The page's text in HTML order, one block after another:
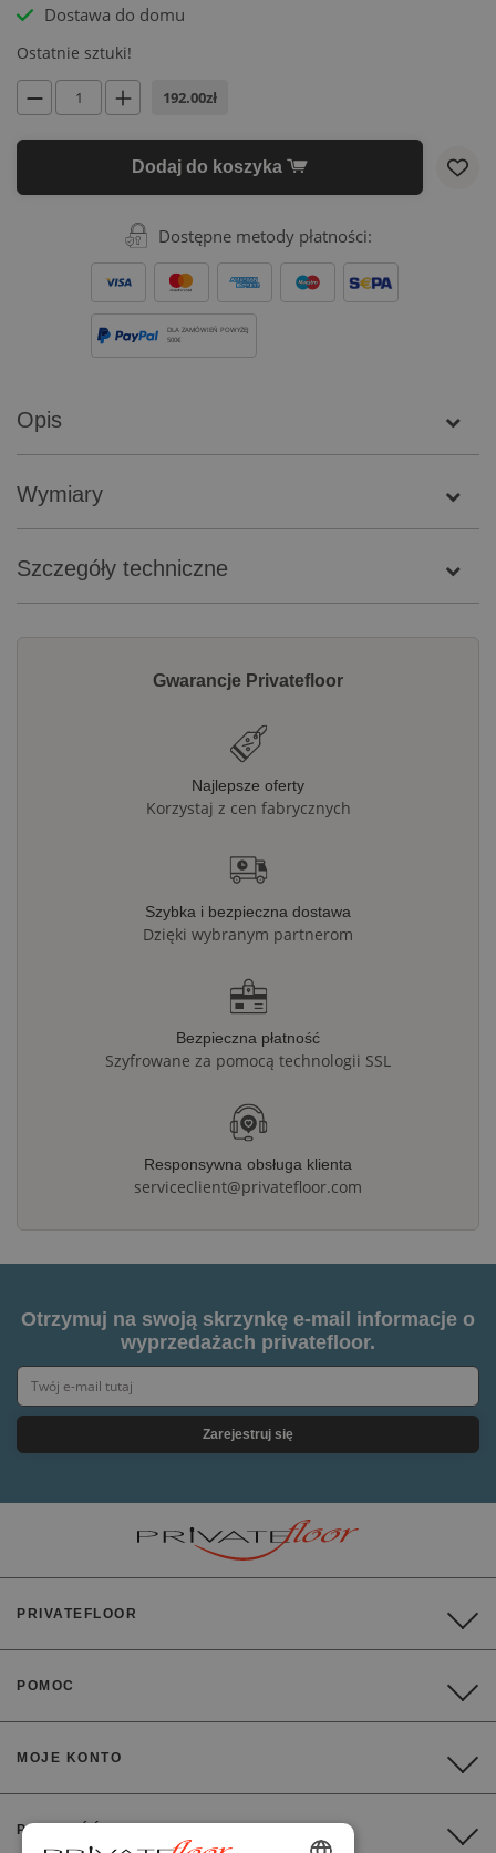
Dostawa do domu
Ostatnie sztuki!
192.00zł
Dodaj do koszyka
Dostępne metody płatności:
DLA ZAMÓWIEŃ POWYŻEJ
500€
Opis
Wymiary
Szczegóły techniczne
Gwarancje Privatefloor
Najlepsze oferty
Korzystaj z cen fabrycznych
Szybka i bezpieczna dostawa
Dzięki wybranym partnerom
Bezpieczna płatność
Szyfrowane za pomocą technologii SSL
Responsywna obsługa klienta
serviceclient@privatefloor.com
Otrzymuj na swoją skrzynkę e-mail informacje o
wyprzedażach privatefloor.
Zarejestruj się
PRIVATEFLOOR
POMOC
MOJE KONTO
PŁATNOŚĆ